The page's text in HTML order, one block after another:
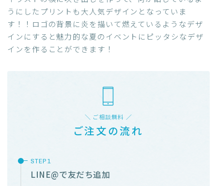
うにしたプリントも大人気デザインとなっていま
す！！ロゴの背景に炎を描いて燃えているようなデザ
インにすると魅力的な夏のイベントにピッタシなデザ
インを作ることができます！
＼ ご相談無料 ／
ご注文の流れ
LINE@で友だち追加